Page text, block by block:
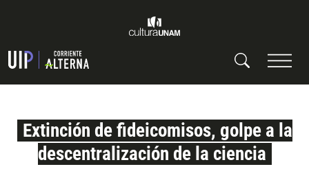
Extinción de fideicomisos, golpe a la
descentralización de la ciencia